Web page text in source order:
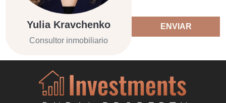
Yulia Kravchenko
Consultor inmobiliario
ENVIAR